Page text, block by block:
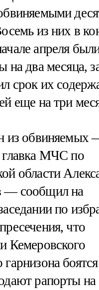
из них в
апреля
на два месяца,
срок их
еще на три
из обвиняемых
главка МЧС по
области
— сообщил на
по
что
Кемеровского
рапорты на